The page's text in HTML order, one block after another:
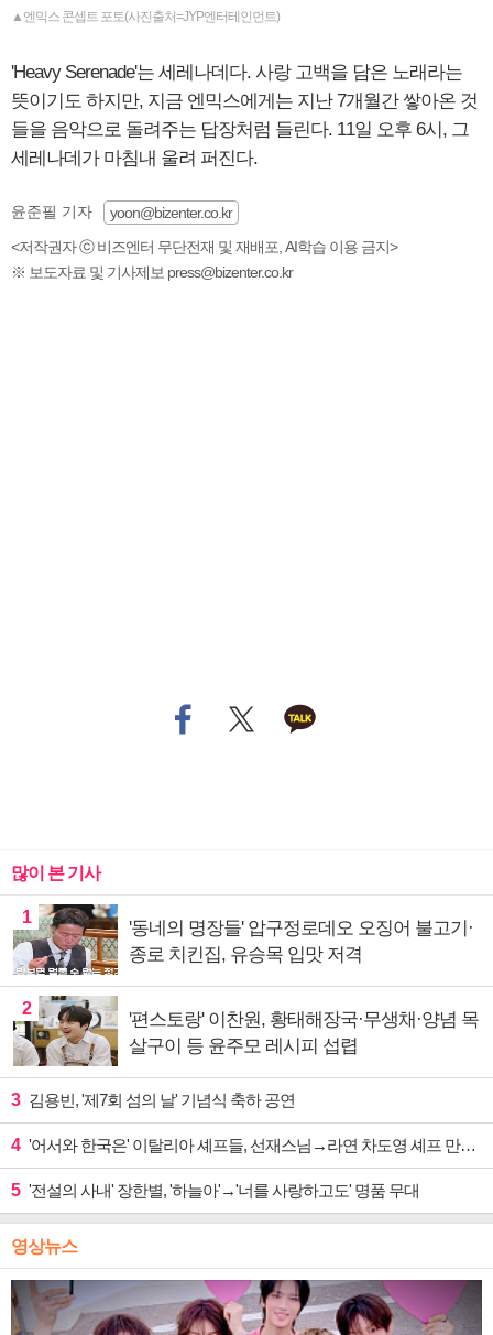
▲엔믹스 콘셉트 포토(사진출처=JYP엔터테인먼트)
'Heavy Serenade'는 세레나데다. 사랑 고백을 담은 노래라는
뜻이기도 하지만, 지금 엔믹스에게는 지난 7개월간 쌓아온 것
들을 음악으로 돌려주는 답장처럼 들린다. 11일 오후 6시, 그
세레나데가 마침내 울려 퍼진다.
윤준필 기자
yoon@bizenter.co.kr
<저작권자 ⓒ 비즈엔터 무단전재 및 재배포, AI학습 이용 금지>
※ 보도자료 및 기사제보 press@bizenter.co.kr
많이 본 기사
1
'동네의 명장들' 압구정로데오 오징어 불고기·
종로 치킨집, 유승목 입맛 저격
2
'편스토랑' 이찬원, 황태해장국·무생채·양념 목
살구이 등 윤주모 레시피 섭렵
3 김용빈, '제7회 섬의 날' 기념식 축하 공연
4 '어서와 한국은' 이탈리아 셰프들, 선재스님→라연 차도영 셰프 만난다
5 '전설의 사내' 장한별, '하늘아'→'너를 사랑하고도' 명품 무대
영상뉴스